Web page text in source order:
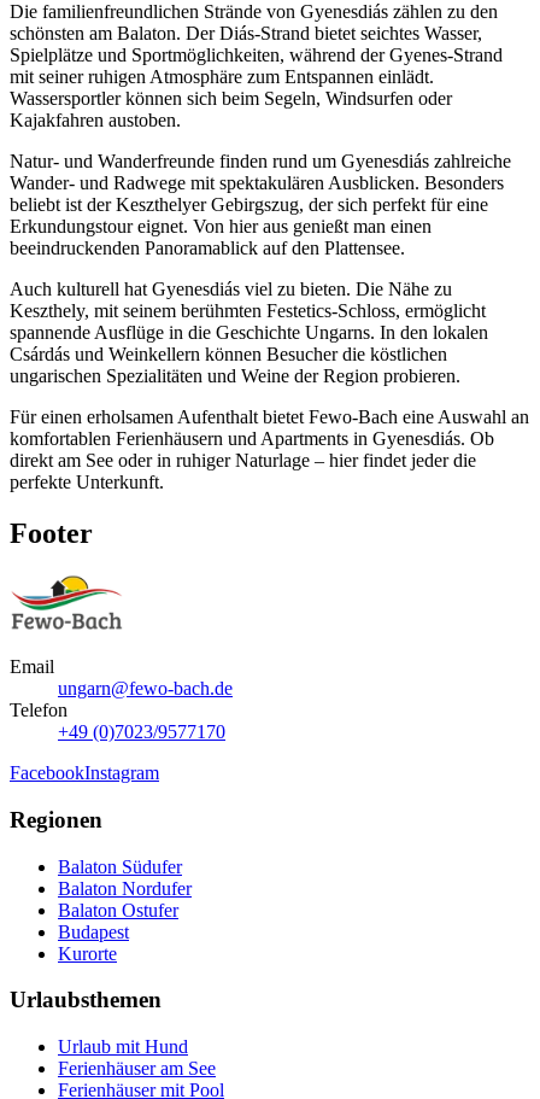
Die familienfreundlichen Strände von Gyenesdiás zählen zu den
schönsten am Balaton. Der Diás-Strand bietet seichtes Wasser,
Spielplätze und Sportmöglichkeiten, während der Gyenes-Strand
mit seiner ruhigen Atmosphäre zum Entspannen einlädt.
Wassersportler können sich beim Segeln, Windsurfen oder
Kajakfahren austoben.
Natur- und Wanderfreunde finden rund um Gyenesdiás zahlreiche
Wander- und Radwege mit spektakulären Ausblicken. Besonders
beliebt ist der Keszthelyer Gebirgszug, der sich perfekt für eine
Erkundungstour eignet. Von hier aus genießt man einen
beeindruckenden Panoramablick auf den Plattensee.
Auch kulturell hat Gyenesdiás viel zu bieten. Die Nähe zu
Keszthely, mit seinem berühmten Festetics-Schloss, ermöglicht
spannende Ausflüge in die Geschichte Ungarns. In den lokalen
Csárdás und Weinkellern können Besucher die köstlichen
ungarischen Spezialitäten und Weine der Region probieren.
Für einen erholsamen Aufenthalt bietet Fewo-Bach eine Auswahl an
komfortablen Ferienhäusern und Apartments in Gyenesdiás. Ob
direkt am See oder in ruhiger Naturlage – hier findet jeder die
perfekte Unterkunft.
Footer
Email
ungarn@fewo-bach.de
Telefon
+49 (0)7023/9577170
FacebookInstagram
Regionen
Balaton Südufer
Balaton Nordufer
Balaton Ostufer
Budapest
Kurorte
Urlaubsthemen
Urlaub mit Hund
Ferienhäuser am See
Ferienhäuser mit Pool